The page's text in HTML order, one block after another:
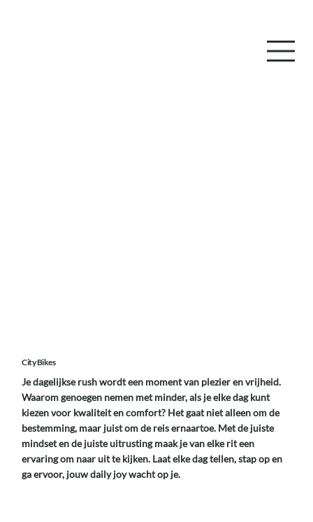
City Bikes
Je dagelijkse rush wordt een moment van plezier en vrijheid.
Waarom genoegen nemen met minder, als je elke dag kunt
kiezen voor kwaliteit en comfort? Het gaat niet alleen om de
bestemming, maar juist om de reis ernaartoe. Met de juiste
mindset en de juiste uitrusting maak je van elke rit een
ervaring om naar uit te kijken. Laat elke dag tellen, stap op en
ga ervoor, jouw daily joy wacht op je.